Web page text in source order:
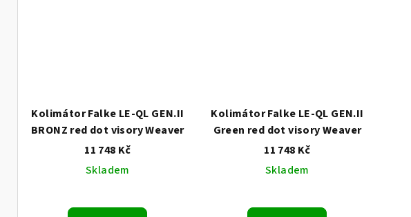
Kolimátor Falke LE-QL GEN.II
BRONZ red dot visory Weaver
11 748 Kč
Skladem
Kolimátor Falke LE-QL GEN.II
Green red dot visory Weaver
11 748 Kč
Skladem